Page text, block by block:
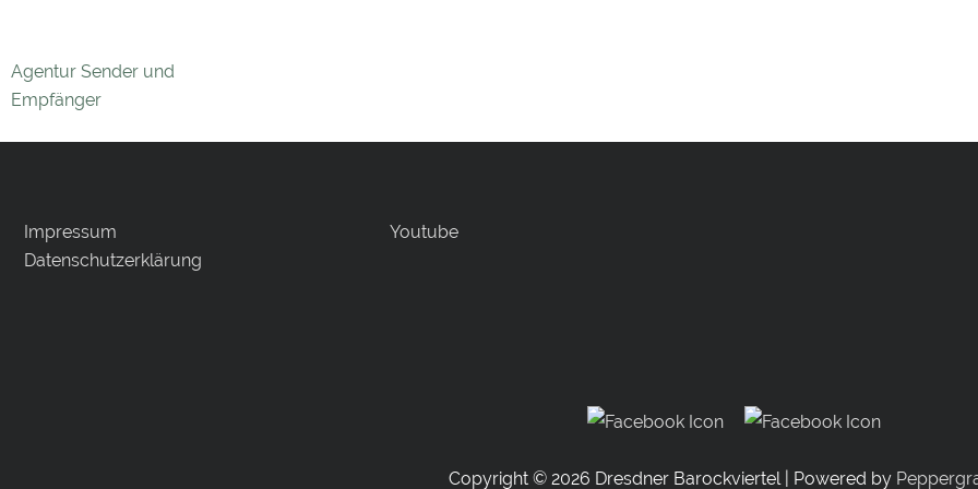
Agentur Sender und
Empfänger
Impressum
Datenschutzerklärung
Youtube
Copyright © 2026 Dresdner Barockviertel| Powered by